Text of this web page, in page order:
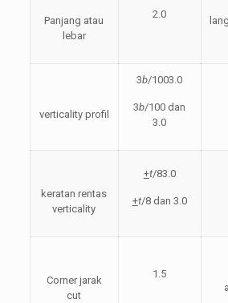
Panjang atau
lebar
2.0
verticality profil
3b/1003.0
3b/100 dan
3.0
keratan rentas
verticality
+t/83.0
+t/8 dan 3.0
Corner jarak
cut
1.5